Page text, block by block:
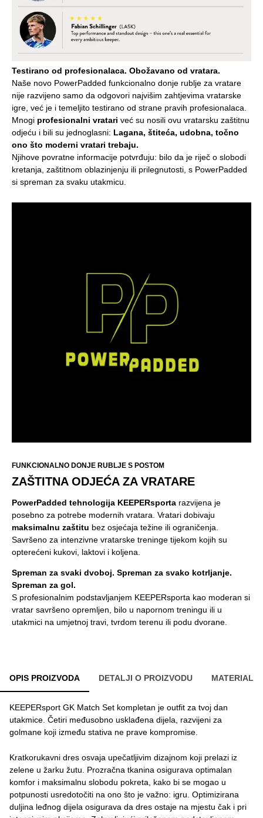
Testirano od profesionalaca. Obožavano od vratara.
Naše novo PowerPadded funkcionalno donje rublje za vratare
nije razvijeno samo da odgovori najvišim zahtjevima vratarske
igre, već je i temeljito testirano od strane pravih profesionalaca.
Mnogi profesionalni vratari već su nosili ovu vratarsku zaštitnu
odjeću i bili su jednoglasni: Lagana, štiteća, udobna, točno
ono što moderni vratari trebaju.
Njihove povratne informacije potvrđuju: bilo da je riječ o slobodi
kretanja, zaštitnom oblazinjenju ili prilegnutosti, s PowerPadded
si spreman za svaku utakmicu.
FUNKCIONALNO DONJE RUBLJE S POSTOM
ZAŠTITNA ODJEĆA ZA VRATARE
PowerPadded tehnologija KEEPERsporta razvijena je
posebno za potrebe modernih vratara. Vratari dobivaju
maksimalnu zaštitu bez osjećaja težine ili ograničenja.
Savršeno za intenzivne vratarske treninge tijekom kojih su
opterećeni kukovi, laktovi i koljena.
Spreman za svaki dvoboj. Spreman za svako kotrljanje.
Spreman za gol.
S profesionalnim podstavljanjem KEEPERsporta kao moderan si
vratar savršeno opremljen, bilo u napornom treningu ili u
utakmici na umjetnoj travi, tvrdom terenu ili podu dvorane.
OPIS PROIZVODA DETALJI O PROIZVODU MATERIAL
KEEPERsport GK Match Set kompletan je outfit za tvoj dan
utakmice. Četiri međusobno usklađena dijela, razvijeni za
golmane koji između stativa ne prave kompromise.
Kratkorukavni dres osvaja upečatljivim dizajnom koji prelazi iz
zelene u žarku žutu. Prozračna tkanina osigurava optimalan
komfor i maksimalnu slobodu pokreta, kako bi se mogao u
potpunosti usredotočiti na ono što je važno: igru. Optimizirana
duljina leđnog dijela osigurava da dres ostaje na mjestu čak i pri